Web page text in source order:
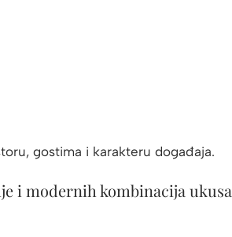
gostima i karakteru događaja.
i modernih kombinacija ukusa